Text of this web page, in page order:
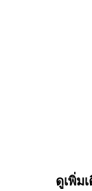
ดูเพิ่ม